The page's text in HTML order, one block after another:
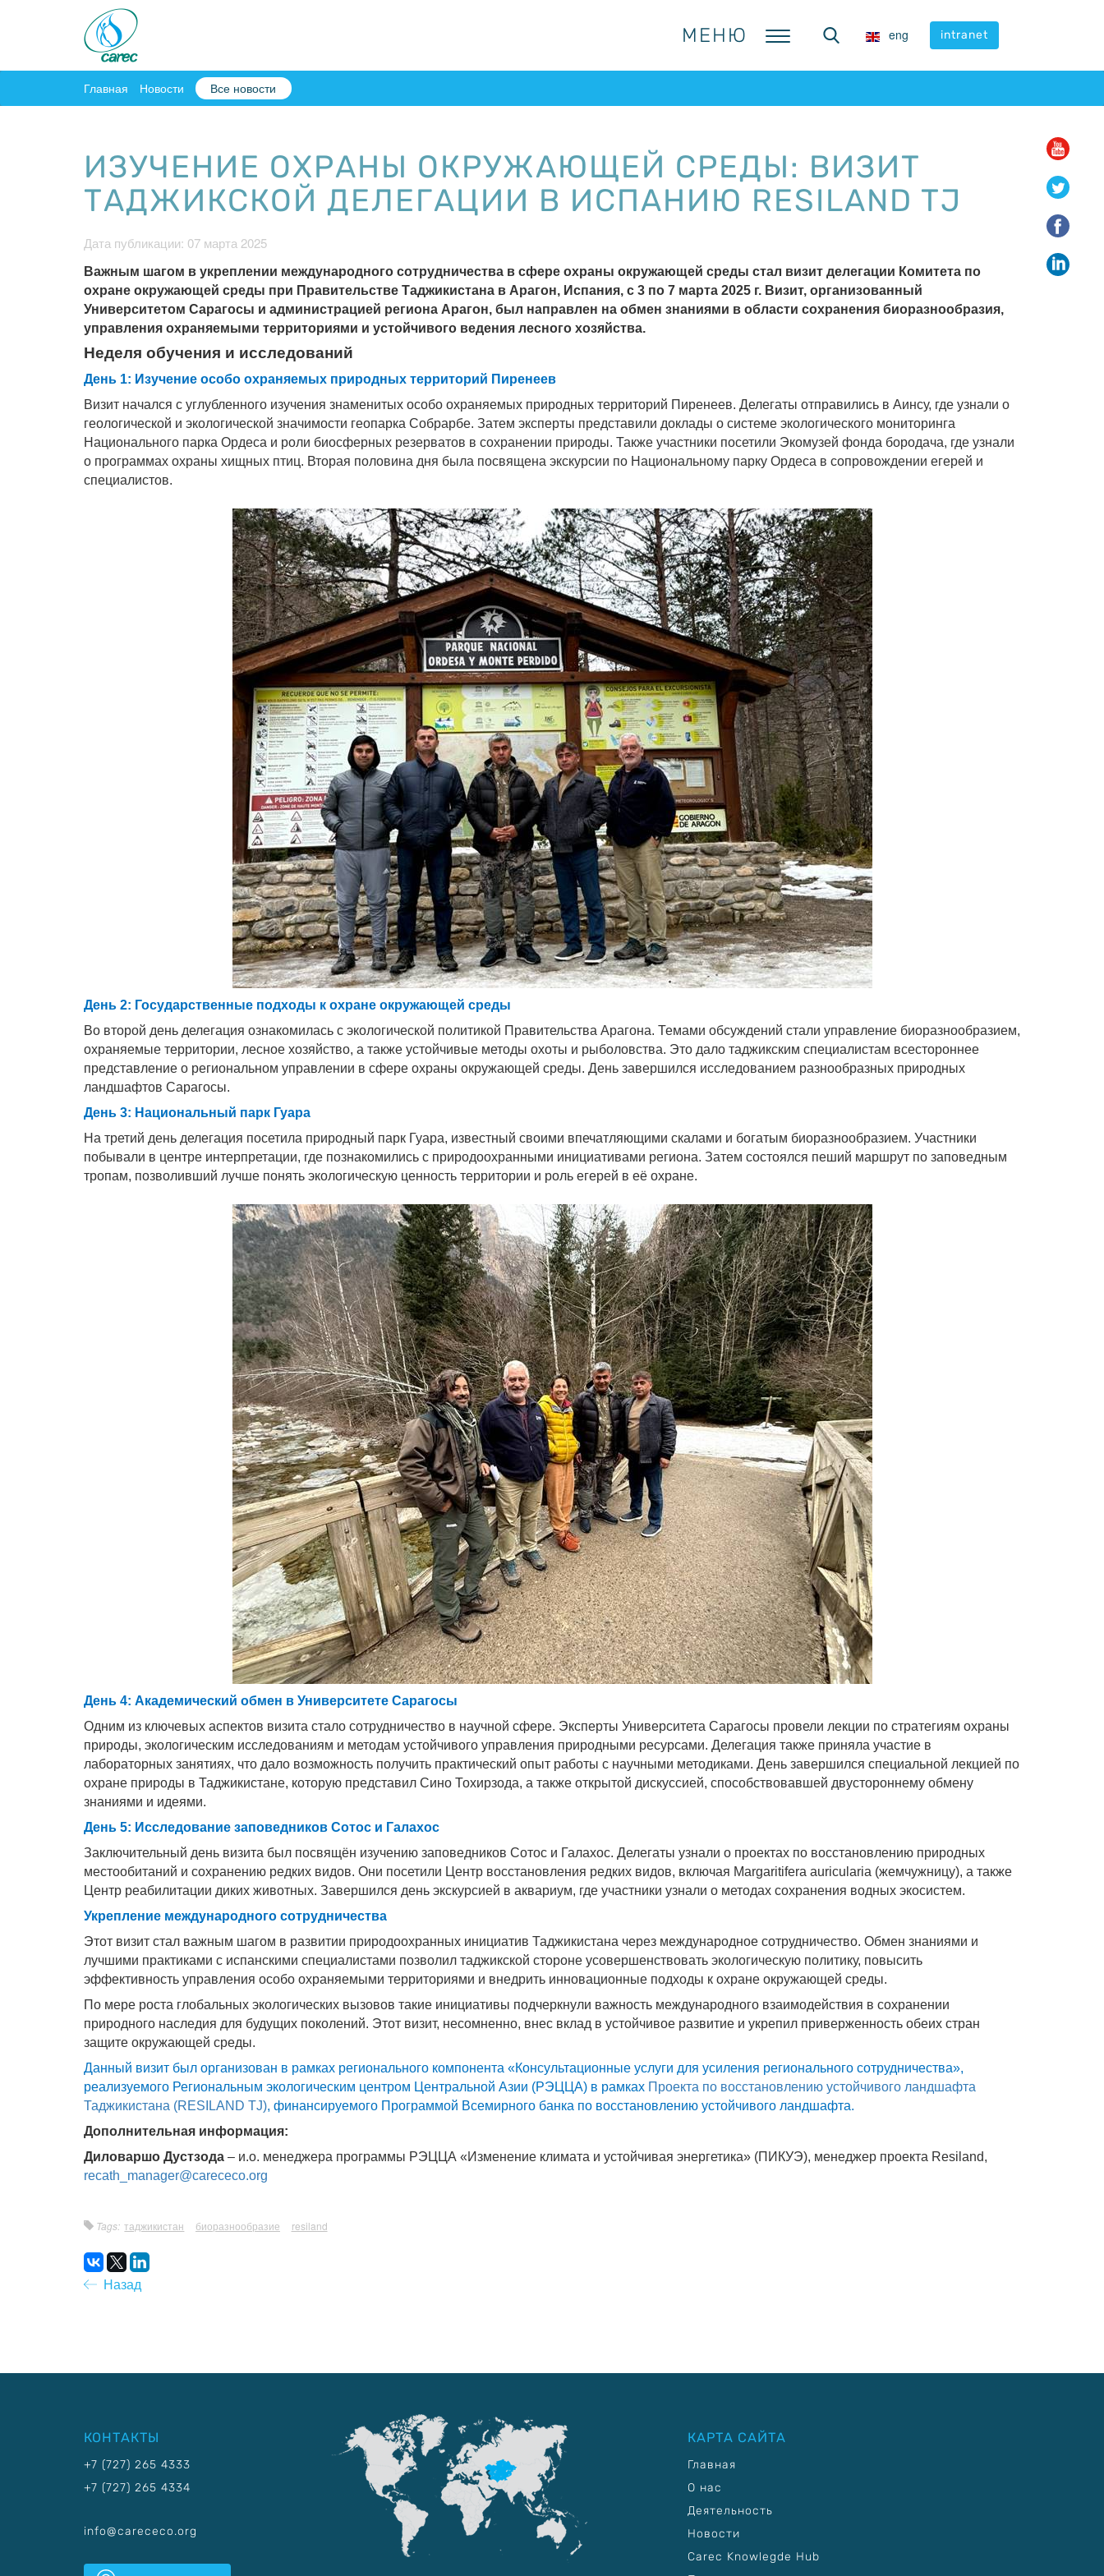
МЕНЮ eng intranet
МЕНЮ eng intranet
Главная Новости Все новости
ИЗУЧЕНИЕ ОХРАНЫ ОКРУЖАЮЩЕЙ СРЕДЫ: ВИЗИТ
ТАДЖИКСКОЙ ДЕЛЕГАЦИИ В ИСПАНИЮ RESILAND TJ
Дата публикации: 07 марта 2025
Важным шагом в укреплении международного сотрудничества в сфере охраны окружающей среды стал визит делегации Комитета по
охране окружающей среды при Правительстве Таджикистана в Арагон, Испания, с 3 по 7 марта 2025 г. Визит, организованный
Университетом Сарагосы и администрацией региона Арагон, был направлен на обмен знаниями в области сохранения биоразнообразия,
управления охраняемыми территориями и устойчивого ведения лесного хозяйства.
Неделя обучения и исследований
День 1: Изучение особо охраняемых природных территорий Пиренеев
Визит начался с углубленного изучения знаменитых особо охраняемых природных территорий Пиренеев. Делегаты отправились в Аинсу, где узнали о
геологической и экологической значимости геопарка Собрарбе. Затем эксперты представили доклады о системе экологического мониторинга
Национального парка Ордеса и роли биосферных резерватов в сохранении природы. Также участники посетили Экомузей фонда бородача, где узнали
о программах охраны хищных птиц. Вторая половина дня была посвящена экскурсии по Национальному парку Ордеса в сопровождении егерей и
специалистов.
День 2: Государственные подходы к охране окружающей среды
Во второй день делегация ознакомилась с экологической политикой Правительства Арагона. Темами обсуждений стали управление биоразнообразием,
охраняемые территории, лесное хозяйство, а также устойчивые методы охоты и рыболовства. Это дало таджикским специалистам всестороннее
представление о региональном управлении в сфере охраны окружающей среды. День завершился исследованием разнообразных природных
ландшафтов Сарагосы.
День 3: Национальный парк Гуара
На третий день делегация посетила природный парк Гуара, известный своими впечатляющими скалами и богатым биоразнообразием. Участники
побывали в центре интерпретации, где познакомились с природоохранными инициативами региона. Затем состоялся пеший маршрут по заповедным
тропам, позволивший лучше понять экологическую ценность территории и роль егерей в её охране.
День 4: Академический обмен в Университете Сарагосы
Одним из ключевых аспектов визита стало сотрудничество в научной сфере. Эксперты Университета Сарагосы провели лекции по стратегиям охраны
природы, экологическим исследованиям и методам устойчивого управления природными ресурсами. Делегация также приняла участие в
лабораторных занятиях, что дало возможность получить практический опыт работы с научными методиками. День завершился специальной лекцией по
охране природы в Таджикистане, которую представил Сино Тохирзода, а также открытой дискуссией, способствовавшей двустороннему обмену
знаниями и идеями.
День 5: Исследование заповедников Сотос и Галахос
Заключительный день визита был посвящён изучению заповедников Сотос и Галахос. Делегаты узнали о проектах по восстановлению природных
местообитаний и сохранению редких видов. Они посетили Центр восстановления редких видов, включая Margaritifera auricularia (жемчужницу), а также
Центр реабилитации диких животных. Завершился день экскурсией в аквариум, где участники узнали о методах сохранения водных экосистем.
Укрепление международного сотрудничества
Этот визит стал важным шагом в развитии природоохранных инициатив Таджикистана через международное сотрудничество. Обмен знаниями и
лучшими практиками с испанскими специалистами позволил таджикской стороне усовершенствовать экологическую политику, повысить
эффективность управления особо охраняемыми территориями и внедрить инновационные подходы к охране окружающей среды.
По мере роста глобальных экологических вызовов такие инициативы подчеркнули важность международного взаимодействия в сохранении
природного наследия для будущих поколений. Этот визит, несомненно, внес вклад в устойчивое развитие и укрепил приверженность обеих стран
защите окружающей среды.
Данный визит был организован в рамках регионального компонента «Консультационные услуги для усиления регионального сотрудничества»,
реализуемого Региональным экологическим центром Центральной Азии (РЭЦЦА) в рамках Проекта по восстановлению устойчивого ландшафта
Таджикистана (RESILAND TJ), финансируемого Программой Всемирного банка по восстановлению устойчивого ландшафта.
Дополнительная информация:
Диловаршо Дустзода – и.о. менеджера программы РЭЦЦА «Изменение климата и устойчивая энергетика» (ПИКУЭ), менеджер проекта Resiland,
recath_manager@carececo.org
Tags: таджикистан биоразнообразие resiland
Назад
КОНТАКТЫ
+7 (727) 265 4333
+7 (727) 265 4334
info@carececo.org
КАРТА САЙТА
Главная
О нас
Деятельность
Новости
Carec Knowlegde Hub